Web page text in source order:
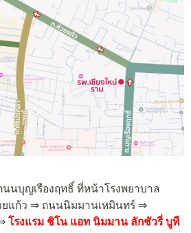
นนบุญเรืองฤทธิ์ ที่หน้าโรงพยาบาล
ยแก้ว ⇒ ถนนนิมมานเหมินทร์ ⇒
โรงแรม ชิโน แอท นิมมาน ลักชัวรี่ บูที